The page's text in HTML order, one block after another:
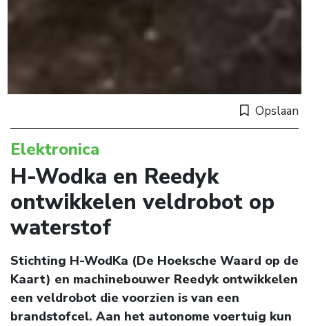
Opslaan
Elektronica
H-Wodka en Reedyk
ontwikkelen veldrobot op
waterstof
Stichting H-WodKa (De Hoeksche Waard op de
Kaart) en machinebouwer Reedyk ontwikkelen
een veldrobot die voorzien is van een
brandstofcel. Aan het autonome voertuig kun